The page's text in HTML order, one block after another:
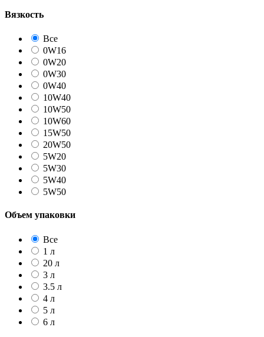
Вязкость
Все
0W16
0W20
0W30
0W40
10W40
10W50
10W60
15W50
20W50
5W20
5W30
5W40
5W50
Объем упаковки
Все
1 л
20 л
3 л
3.5 л
4 л
5 л
6 л